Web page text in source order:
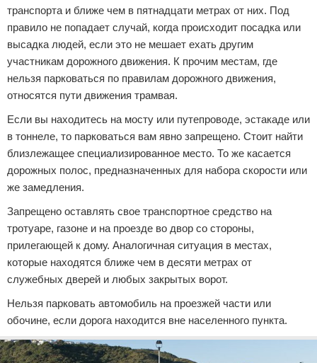
транспорта и ближе чем в пятнадцати метрах от них. Под
правило не попадает случай, когда происходит посадка или
высадка людей, если это не мешает ехать другим
участникам дорожного движения. К прочим местам, где
нельзя парковаться по правилам дорожного движения,
относятся пути движения трамвая.
Если вы находитесь на мосту или путепроводе, эстакаде или
в тоннеле, то парковаться вам явно запрещено. Стоит найти
близлежащее специализированное место. То же касается
дорожных полос, предназначенных для набора скорости или
же замедления.
Запрещено оставлять свое транспортное средство на
тротуаре, газоне и на проезде во двор со стороны,
прилегающей к дому. Аналогичная ситуация в местах,
которые находятся ближе чем в десяти метрах от
служебных дверей и любых закрытых ворот.
Нельзя парковать автомобиль на проезжей части или
обочине, если дорога находится вне населенного пункта.